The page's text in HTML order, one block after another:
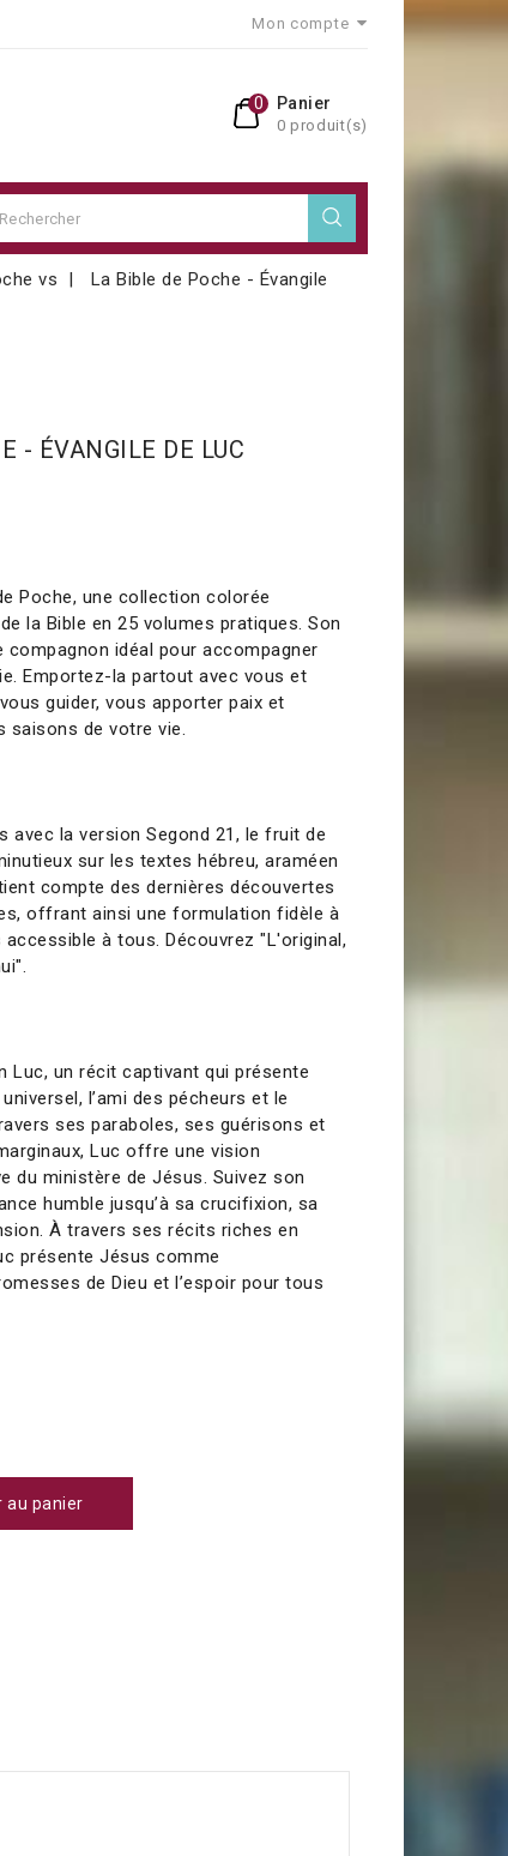
Mon compte
Panier
0 produit(s)
0
vs
La Bible de Poche - Évangile
- ÉVANGILE DE LUC
Poche, une collection colorée
la Bible en 25 volumes pratiques. Son
idéal pour accompagner
Emportez-la partout avec vous et
guider, vous apporter paix et
saisons de votre vie.
avec la version Segond 21, le fruit de
sur les textes hébreu, araméen
compte des dernières découvertes
offrant ainsi une formulation fidèle à
à tous. Découvrez "L'original,
Luc, un récit captivant qui présente
l’ami des pécheurs et le
ses paraboles, ses guérisons et
Luc offre une vision
du ministère de Jésus. Suivez son
humble jusqu’à sa crucifixion, sa
À travers ses récits riches en
présente Jésus comme
de Dieu et l’espoir pour tous
au panier